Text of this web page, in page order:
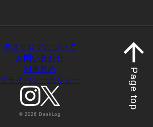
デスクログについて
お問い合わせ
利用規約
プライバシーポリシー
© 2026 DeskLog
Page top